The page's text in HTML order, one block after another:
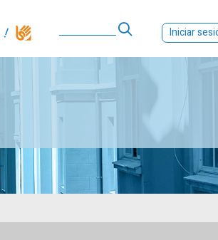
Iniciar